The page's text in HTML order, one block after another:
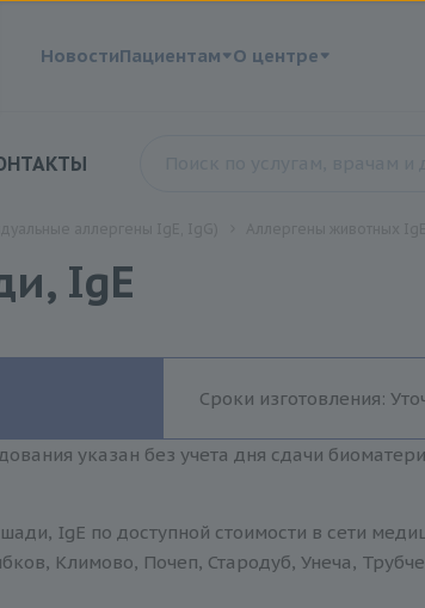
НовостиПациентам О центре
IgE
Сроки изготовления:
указан без учета дня сдачи
IgE по доступной стоимости в сети
Климово, Почеп, Стародуб, Унеча,